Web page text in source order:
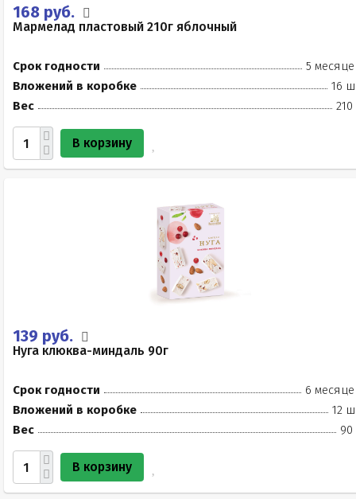
168 руб.
Мармелад пластовый 210г яблочный
Срок годности
5
Вложений в коробке
16
Вес
210
В корзину
139 руб.
Нуга клюква-миндаль 90г
Срок годности
6
Вложений в коробке
12
Вес
90
В корзину